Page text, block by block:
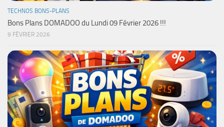
TECHNOS BONS-PLANS
Bons Plans DOMADOO du Lundi 09 Février 2026 !!!
9 FÉVRIER 2026